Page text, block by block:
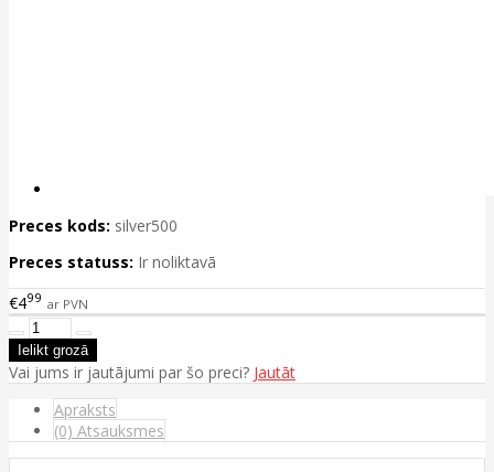
Preces kods: silver500
Preces statuss: Ir noliktavā
€499 ar PVN
Vai jums ir jautājumi par šo preci? Jautāt
Apraksts
(0) Atsauksmes